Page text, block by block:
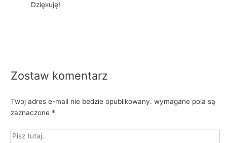
Dziękuję!
Zostaw komentarz
Twoj adres e-mail nie bedzie opublikowany. wymagane pola są
zaznaczone *